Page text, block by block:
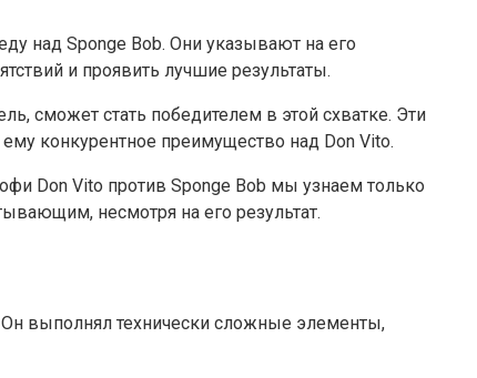
над Sponge Bob. Они указывают на его
и проявить лучшие результаты.
сможет стать победителем в этой схватке. Эти
конкурентное преимущество над Don Vito.
Don Vito против Sponge Bob мы узнаем только
несмотря на его результат.
выполнял технически сложные элементы,